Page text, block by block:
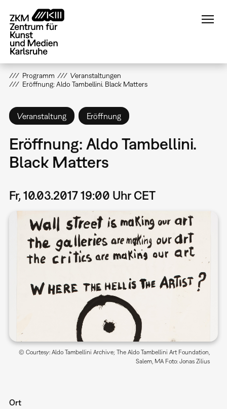
zum
Inhalt
Programm
Veranstaltungen
Eröffnung: Aldo Tambellini. Black Matters
Veranstaltung Eröffnung
Eröffnung: Aldo Tambellini.
Black Matters
Fr, 10.03.2017 19:00 Uhr CET
© Courtesy: Aldo Tambellini Archive; The Aldo Tambellini Art Foundation,
Salem, MA Foto: Jonas Zilius
Ort